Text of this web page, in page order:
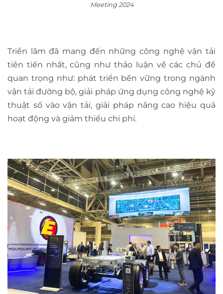
Meeting 2024
Triển lãm đã mang đến những công nghệ vận tải
tiên tiến nhất, cũng như thảo luận về các chủ đề
quan trọng như: phát triển bền vững trong ngành
vận tải đường bộ, giải pháp ứng dụng công nghệ kỹ
thuật số vào vận tải, giải pháp nâng cao hiệu quả
hoạt động và giảm thiểu chi phí.